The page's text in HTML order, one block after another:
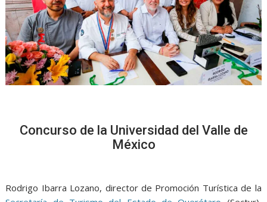
Concurso de la Universidad del Valle de
México
Rodrigo Ibarra Lozano, director de Promoción Turística de la